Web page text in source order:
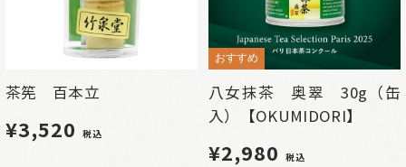
茶筅 百本立
¥3,520 税込
おすすめ
八女抹茶 奥翠 30g（缶
入）【OKUMIDORI】
¥2,980 税込